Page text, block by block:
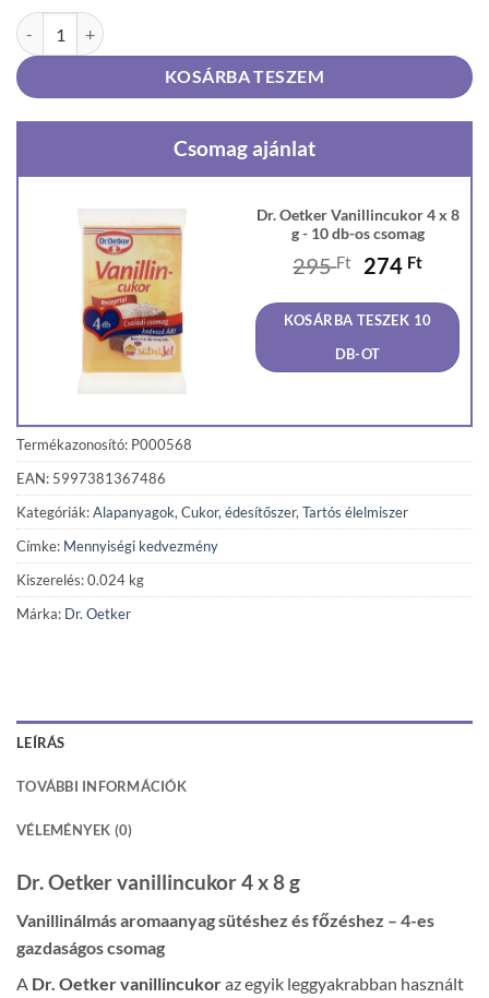
Dr. Oetker Vanillincukor 4 x 8 g mennyiség
KOSÁRBA TESZEM
Csomag ajánlat
Dr. Oetker Vanillincukor 4 x 8
g - 10 db-os csomag
295Ft
Original
was:
295 Ft.
274 Ft
is:
274
KOSÁRBA TESZEK 10
DB-OT
Termékazonosító: P000568
EAN: 5997381367486
Kategóriák:Alapanyagok, Cukor, édesítőszer, Tartós élelmiszer
Címke: Mennyiségi kedvezmény
Kiszerelés: 0.024 kg
Márka: Dr. Oetker
LEÍRÁS
TOVÁBBI INFORMÁCIÓK
VÉLEMÉNYEK (0)
Dr. Oetker vanillincukor 4 x 8 g
Vanillinálmás aromaanyag sütéshez és főzéshez – 4-es
gazdaságos csomag
A Dr. Oetker vanillincukoraz egyik leggyakrabban használt